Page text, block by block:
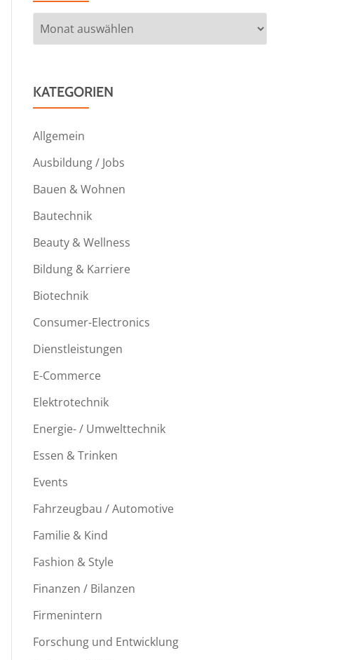
Archiv
KATEGORIEN
Allgemein
Ausbildung / Jobs
Bauen & Wohnen
Bautechnik
Beauty & Wellness
Bildung & Karriere
Biotechnik
Consumer-Electronics
Dienstleistungen
E-Commerce
Elektrotechnik
Energie- / Umwelttechnik
Essen & Trinken
Events
Fahrzeugbau / Automotive
Familie & Kind
Fashion & Style
Finanzen / Bilanzen
Firmenintern
Forschung und Entwicklung